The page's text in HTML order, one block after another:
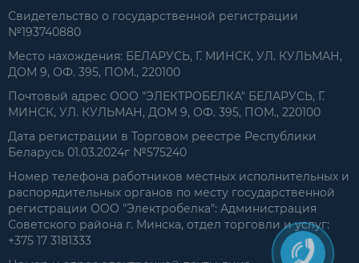
Свидетельство о государственной регистрации
№193740880
Место нахождения: БЕЛАРУСЬ, Г. МИНСК, УЛ. КУЛЬМАН,
ДОМ 9, ОФ. 395, ПОМ., 220100
Почтовый адрес ООО "ЭЛЕКТРОБЕЛКА" БЕЛАРУСЬ, Г.
МИНСК, УЛ. КУЛЬМАН, ДОМ 9, ОФ. 395, ПОМ., 220100
Дата регистрации в Торговом реестре Республики
Беларусь 01.03.2024г №575240
Номер телефона работников местных исполнительных и
распорядительных органов по месту государственной
регистрации ООО "Электробелка": Администрация
Советского района г. Минска, отдел торговли и услуг:
+375 17 3181333